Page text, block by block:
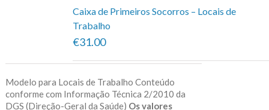
Caixa de Primeiros Socorros – Locais de
Trabalho
€31.00
Modelo para Locais de Trabalho Conteúdo
conforme com Informação Técnica 2/2010 da
DGS (Direção-Geral da Saúde) Os valores